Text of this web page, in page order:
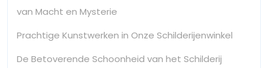
van Macht en Mysterie
Prachtige Kunstwerken in Onze Schilderijenwinkel
De Betoverende Schoonheid van het Schilderij